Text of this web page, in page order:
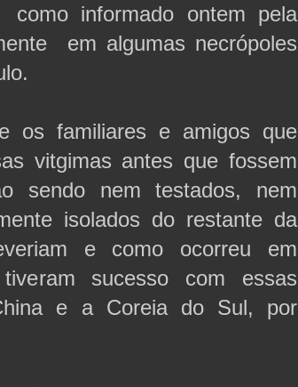
informado ontem pela
em algumas necrópoles
os familiares e amigos que
vitgimas antes que fossem
sendo nem testados, nem
isolados do restante da
e como ocorreu em
sucesso com essas
e a Coreia do Sul, por